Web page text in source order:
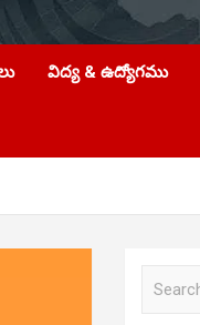
విద్య & ఉద్యోగము